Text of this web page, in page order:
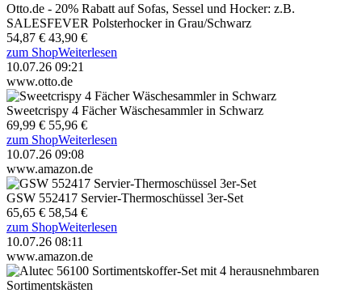
Otto.de - 20% Rabatt auf Sofas, Sessel und Hocker: z.B.
SALESFEVER Polsterhocker in Grau/Schwarz
54,87 € 43,90 €
zum ShopWeiterlesen
10.07.26 09:21
www.otto.de
Sweetcrispy 4 Fächer Wäschesammler in Schwarz
69,99 € 55,96 €
zum ShopWeiterlesen
10.07.26 09:08
www.amazon.de
GSW 552417 Servier-Thermoschüssel 3er-Set
65,65 € 58,54 €
zum ShopWeiterlesen
10.07.26 08:11
www.amazon.de